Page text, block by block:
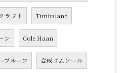
ラフト Timbaland
ン Cole Haan
プルーフ 合成ゴムソール